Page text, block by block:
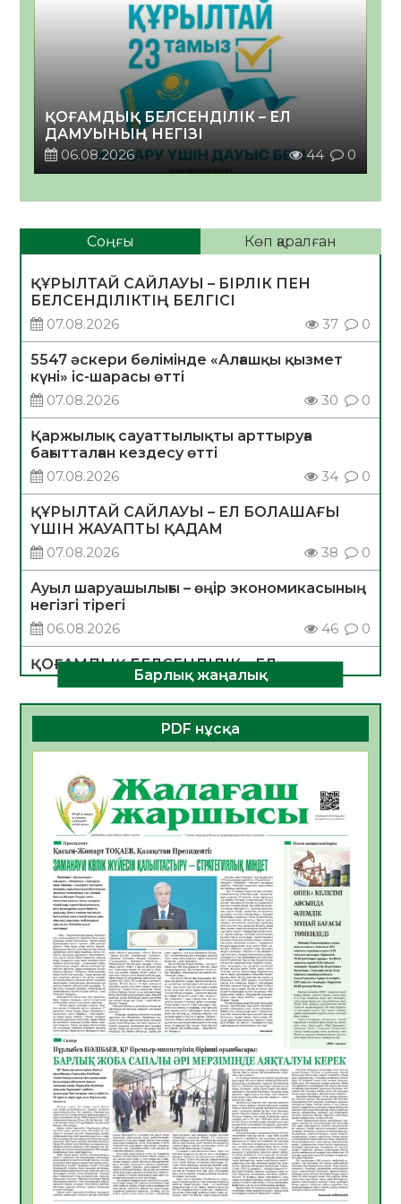
ҚОҒАМДЫҚ БЕЛСЕНДІЛІК – ЕЛ
ДАМУЫНЫҢ НЕГІЗІ
06.08.2026
44 0
Соңғы Көп қаралған
ҚҰРЫЛТАЙ САЙЛАУЫ – БІРЛІК ПЕН
БЕЛСЕНДІЛІКТІҢ БЕЛГІСІ
07.08.2026
37 0
5547 әскери бөлімінде «Алғашқы қызмет
күні» іс-шарасы өтті
07.08.2026
30 0
Қаржылық сауаттылықты арттыруға
бағытталған кездесу өтті
07.08.2026
34 0
ҚҰРЫЛТАЙ САЙЛАУЫ – ЕЛ БОЛАШАҒЫ
ҮШІН ЖАУАПТЫ ҚАДАМ
07.08.2026
38 0
Ауыл шаруашылығы – өңір экономикасының
негізгі тірегі
06.08.2026
46 0
ҚОҒАМДЫҚ БЕЛСЕНДІЛІК – ЕЛ
ДАМУЫНЫҢ НЕГІЗІ
06.08.2026
44 0
ҚҰРЫЛТАЙ САЙЛАУЫ – БОЛАШАҚҚА
БАСТАР ЖАУАПТЫ ТАҢДАУ
06.08.2026
Инфекциялық ауруларға қарсы иммундау
жұмыстарының тиімділігі
06.08.2026
48
Көкжөтел ауруы туралы
06.08.2026
44
АПВ вакцинасы туралы мәлімет
06.08.2026
43
Open Air: Қызылорда облысы полиция
департаменті 20 мыңнан астам
көрерменнің қауіпсіздігін қамтамасыз етті
06.08.2026
57
ҚЫЗЫЛОРДАДА «САНАЛЫ ҰРПАҚ –
ЖАРҚЫН БОЛАШАҚ» АТТЫ КЕҢЕЙТІЛГЕН
МӘЖІЛІС ӨТТІ
05.08.2026
57
Қазақстан Орталық Азиядағы көшуге ең
Барлық жаңалық
PDF нұсқа